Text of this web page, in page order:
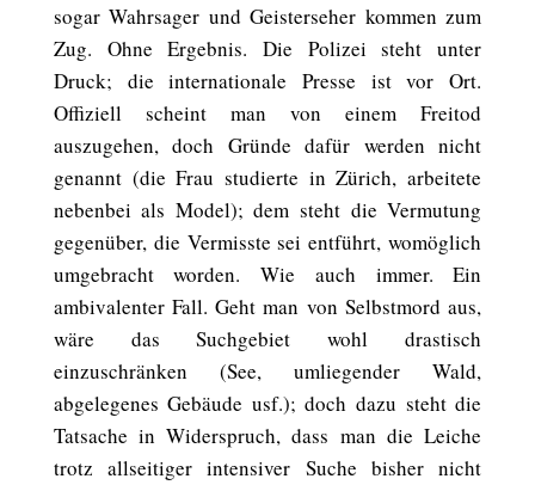
sogar Wahrsager und Geisterseher kommen zum
Zug. Ohne Ergebnis. Die Polizei steht unter
Druck; die internationale Presse ist vor Ort.
Offiziell scheint man von einem Freitod
auszugehen, doch Gründe dafür werden nicht
genannt (die Frau studierte in Zürich, arbeitete
nebenbei als Model); dem steht die Vermutung
gegenüber, die Vermisste sei entführt, womöglich
umgebracht worden. Wie auch immer. Ein
ambivalenter Fall. Geht man von Selbstmord aus,
wäre das Suchgebiet wohl drastisch
einzuschränken (See, umliegender Wald,
abgelegenes Gebäude usf.); doch dazu steht die
Tatsache in Widerspruch, dass man die Leiche
trotz allseitiger intensiver Suche bisher nicht